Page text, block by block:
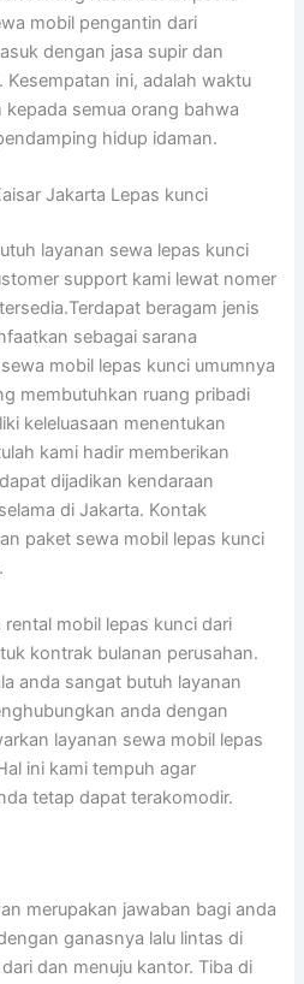
mobil pengantin dari
dengan jasa supir dan
ini, adalah waktu
semua orang bahwa
hidup idaman.
Jakarta Lepas kunci
layanan sewa lepas kunci
support kami lewat nomer
beragam jenis
sebagai sarana
mobil lepas kunci umumnya
membutuhkan ruang pribadi
keleluasaan menentukan
kami hadir memberikan
dijadikan kendaraan
di Jakarta. Kontak
paket sewa mobil lepas kunci
mobil lepas kunci dari
kontrak bulanan perusahan.
anda sangat butuh layanan
anda dengan
layanan sewa mobil lepas
ini kami tempuh agar
tetap dapat terakomodir.
merupakan jawaban bagi anda
ganasnya lalu lintas di
dan menuju kantor. Tiba di